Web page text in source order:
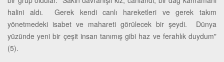
halini aldı. Gerek kendi canlı hareketleri ve gerek takım
yönetmedeki isabet ve mahareti görülecek bir şeydi. Dünya
yüzünde yeni bir çeşit insan tanımış gibi haz ve ferahlık duydum"
(5).